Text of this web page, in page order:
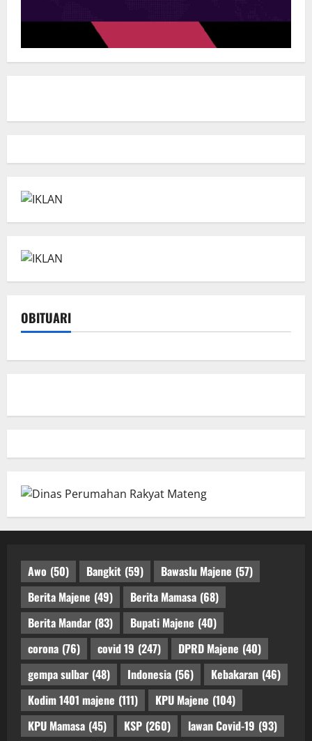
OBITUARI
Awo (50) Bangkit (59) Bawaslu Majene (57)
Berita Majene (49) Berita Mamasa (68)
Berita Mandar (83) Bupati Majene (40)
corona (76) covid 19 (247) DPRD Majene (40)
gempa sulbar (48) Indonesia (56) Kebakaran (46)
Kodim 1401 majene (111) KPU Majene (104)
KPU Mamasa (45) KSP (260) lawan Covid-19 (93)